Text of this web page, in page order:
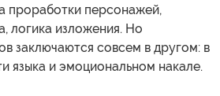
проработки персонажей,
логика изложения. Но
заключаются совсем в другом: в
языка и эмоциональном накале.